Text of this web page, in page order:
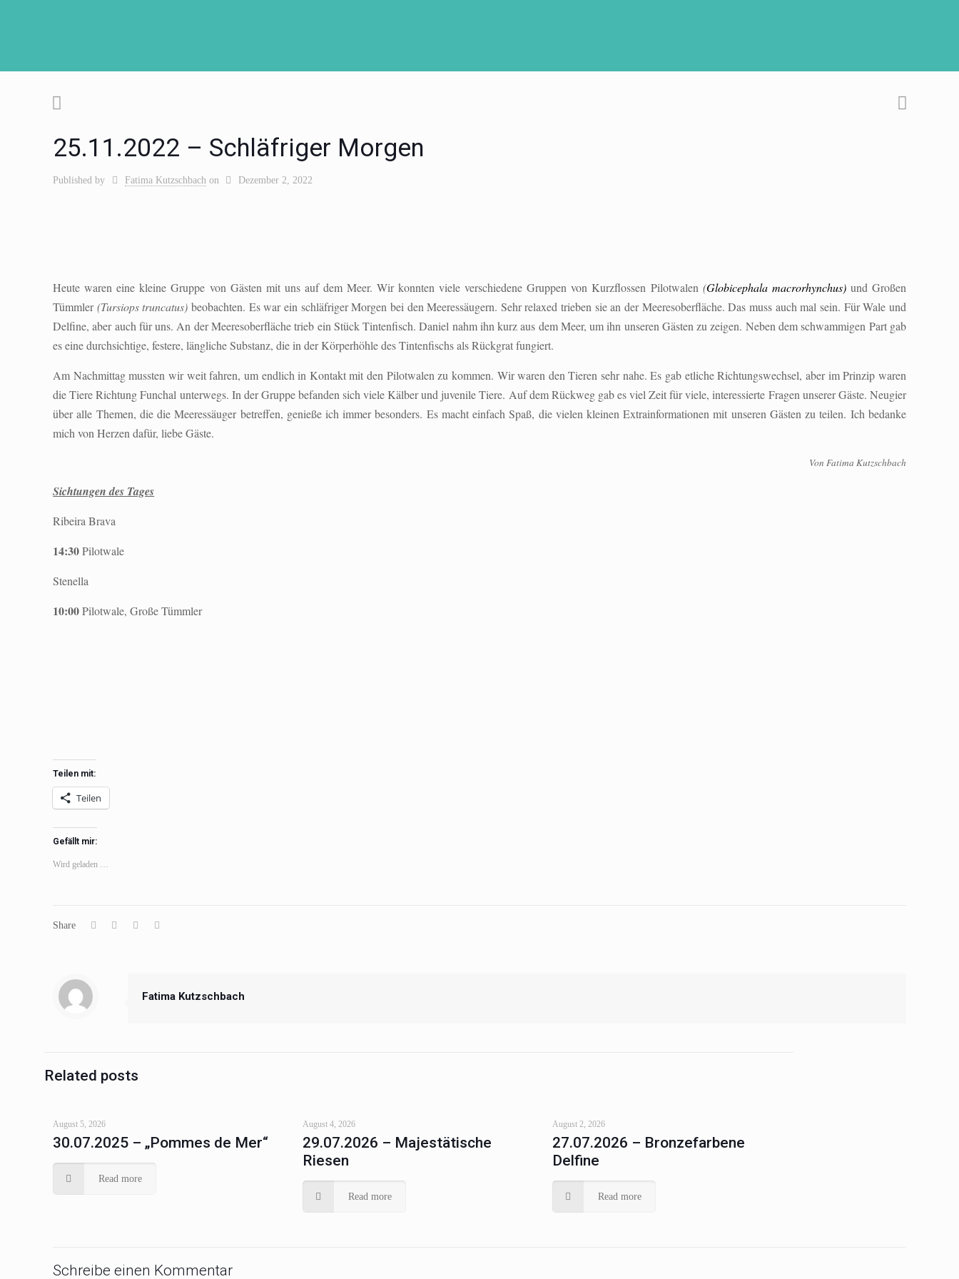
25.11.2022 – Schläfriger Morgen
Published by Fatima Kutzschbach on Dezember 2, 2022
Heute waren eine kleine Gruppe von Gästen mit uns auf dem Meer. Wir konnten viele verschiedene Gruppen von Kurzflossen Pilotwalen (Globicephala macrorhynchus) und Großen
Tümmler(Tursiops truncatus)beobachten. Es war ein schläfriger Morgen bei den Meeressäugern. Sehr relaxed trieben sie an der Meeresoberfläche.Das muss auch mal sein. Für Wale und
Delfine, aber auch für uns. An der Meeresoberfläche trieb ein Stück Tintenfisch. Daniel nahm ihn kurz aus dem Meer, um ihn unseren Gästen zu zeigen. Neben dem schwammigen Part gab
es eine durchsichtige, festere, längliche Substanz, die in der Körperhöhle des Tintenfischs alsRückgratfungiert.
Am Nachmittag mussten wir weit fahren, um endlich in Kontakt mit den Pilotwalen zu kommen. Wir waren den Tieren sehr nahe. Es gab etliche Richtungswechsel, aber im Prinzip waren
die Tiere Richtung Funchal unterwegs. In der Gruppe befanden sich viele Kälber und juvenile Tiere. Auf dem Rückweg gab es viel Zeit für viele, interessierte Fragen unserer Gäste. Neugier
über alle Themen, die die Meeressäuger betreffen, genieße ich immer besonders. Es macht einfach Spaß, die vielen kleinen Extrainformationen mit unseren Gästen zu teilen. Ich bedanke
mich von Herzen dafür, liebe Gäste.
Von Fatima Kutzschbach
Sichtungen des Tages
Ribeira Brava
14:30Pilotwale
Stenella
10:00Pilotwale, Große Tümmler
Teilen mit:
Teilen
Gefällt mir:
Wird geladen …
Share
Fatima Kutzschbach
Related posts
August 5, 2026
30.07.2025 – „Pommes de Mer“
Read more
August 4, 2026
29.07.2026 – Majestätische
Riesen
Read more
August 2, 2026
27.07.2026 – Bronzefarbene
Delfine
Read more
Schreibe einen Kommentar